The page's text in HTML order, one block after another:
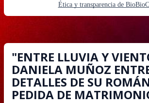
Ética y transparencia de
"ENTRE LLUVIA Y
DANIELA MUÑOZ
DETALLES DE SU
PEDIDA DE